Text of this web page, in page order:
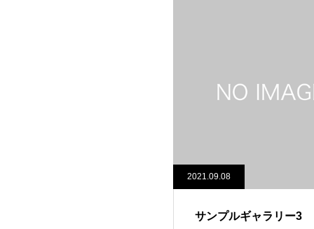
2021.09.08
サンプルギャラリー3